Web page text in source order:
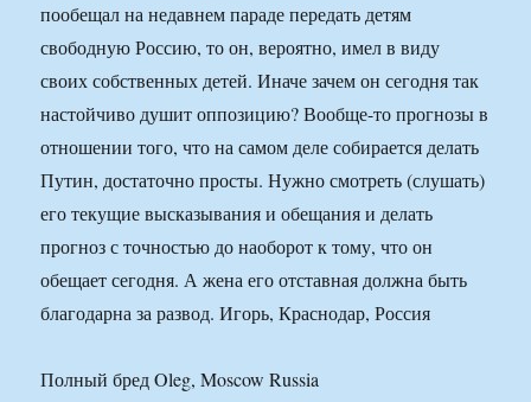
пообещал на недавнем параде передать детям
свободную Россию, то он, вероятно, имел в виду
своих собственных детей. Иначе зачем он сегодня так
настойчиво душит оппозицию? Вообще-то прогнозы в
отношении того, что на самом деле собирается делать
Путин, достаточно просты. Нужно смотреть (слушать)
его текущие высказывания и обещания и делать
прогноз с точностью до наоборот к тому, что он
обещает сегодня. А жена его отставная должна быть
благодарна за развод. Игорь, Краснодар, Россия
Полный бред Oleg, Moscow Russia